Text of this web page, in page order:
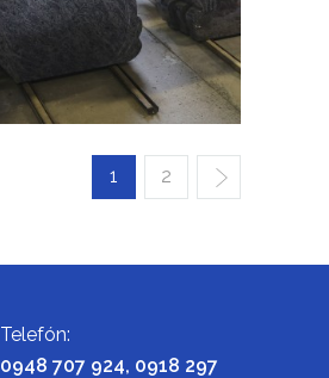
1 2
Telefón:
0948 707 924, 0918 297